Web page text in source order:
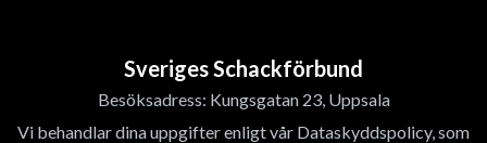
Sveriges Schackförbund
Besöksadress: Kungsgatan 23, Uppsala
Vi behandlar dina uppgifter enligt vår Dataskyddspolicy, som